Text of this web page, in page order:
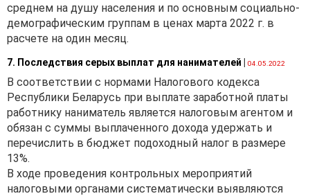
среднем на душу населения и по основным социально-
демографическим группам в ценах марта 2022 г. в
расчете на один месяц.
7. Последствия серых выплат для нанимателей 04.05.2022
В соответствии с нормами Налогового кодекса
Республики Беларусь при выплате заработной платы
работнику наниматель является налоговым агентом и
обязан с суммы выплаченного дохода удержать и
перечислить в бюджет подоходный налог в размере
13%.
В ходе проведения контрольных мероприятий
налоговыми органами систематически выявляются